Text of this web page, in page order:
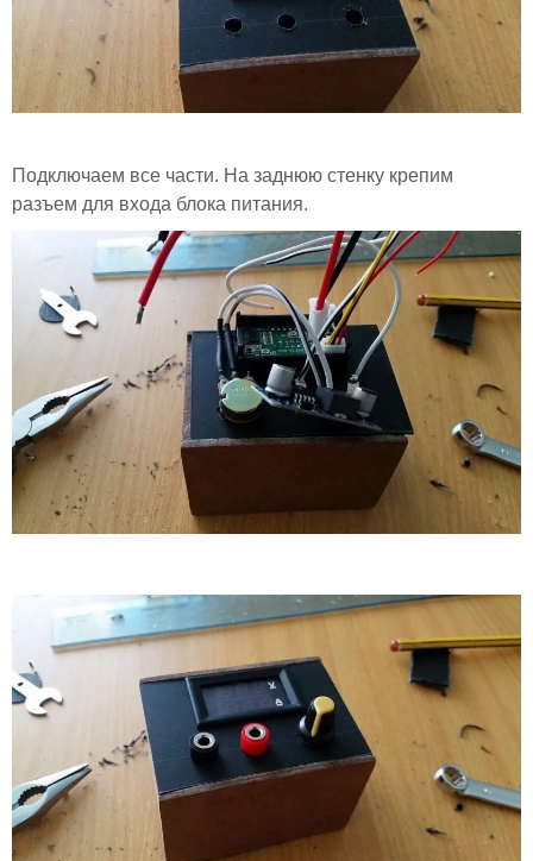
Подключаем все части. На заднюю стенку крепим
разъем для входа блока питания.